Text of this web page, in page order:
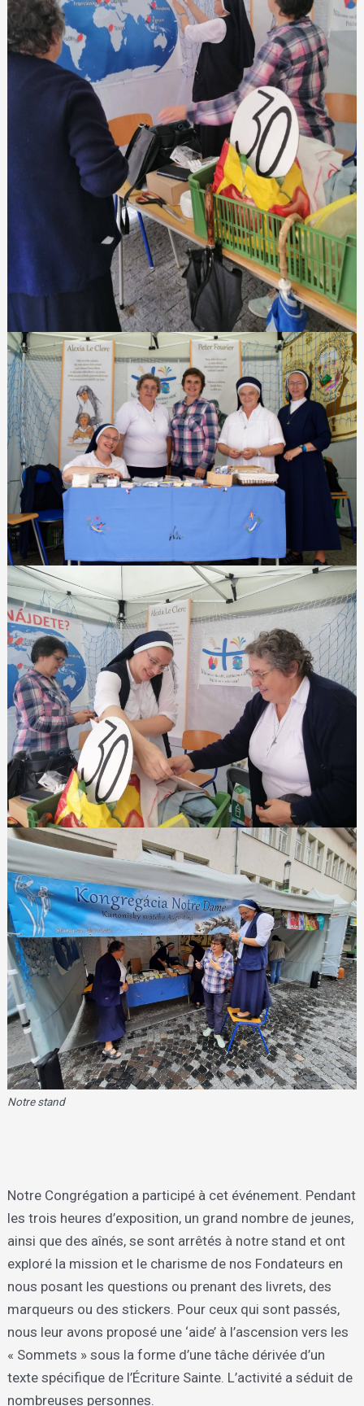
Notre stand
Notre Congrégation a participé à cet événement. Pendant
les trois heures d’exposition, un grand nombre de jeunes,
ainsi que des aînés, se sont arrêtés à notre stand et ont
exploré la mission et le charisme de nos Fondateurs en
nous posant les questions ou prenant des livrets, des
marqueurs ou des stickers. Pour ceux qui sont passés,
nous leur avons proposé une ‘aide’ à l’ascension vers les
« Sommets » sous la forme d’une tâche dérivée d’un
texte spécifique de l’Écriture Sainte. L’activité a séduit de
nombreuses personnes.